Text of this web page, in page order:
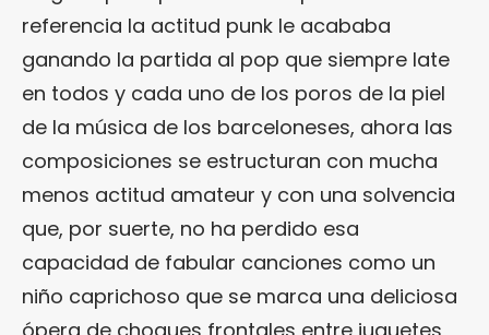
referencia la actitud punk le acababa
ganando la partida al pop que siempre late
en todos y cada uno de los poros de la piel
de la música de los barceloneses, ahora las
composiciones se estructuran con mucha
menos actitud amateur y con una solvencia
que, por suerte, no ha perdido esa
capacidad de fabular canciones como un
niño caprichoso que se marca una deliciosa